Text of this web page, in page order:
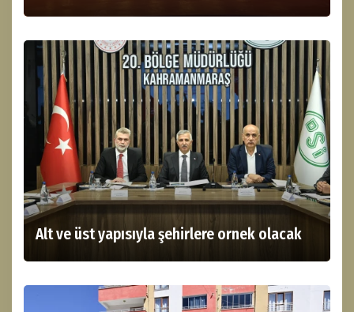
Alt ve üst yapısıyla şehirlere ornek olacak